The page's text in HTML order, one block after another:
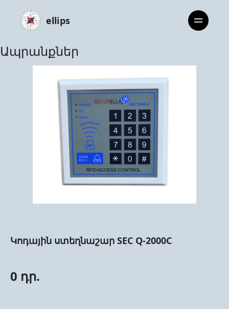
ellips
Ապրանքներ
Կոդային ստեղնաշար SEC Q-2000C
0 դր.